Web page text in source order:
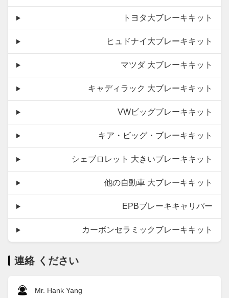
トヨタ大ブレーキキット
ヒュドナイ大ブレーキキット
マツダ 大ブレーキキット
キャディラック 大ブレーキキット
VWビッグブレーキキット
キア・ビッグ・ブレーキキット
シェブロレット 大きいブレーキキット
他の自動車 大ブレーキキット
EPBブレーキキャリパー
カーボンセラミックブレーキキット
連絡 ください
Mr. Hank Yang